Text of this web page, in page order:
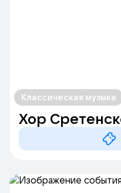
Классическая музыка
Хор